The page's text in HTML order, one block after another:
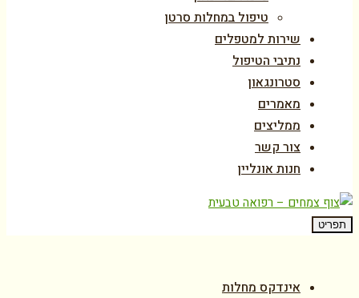
טיפול במחלות סרטן
שירות למטפלים
נתיבי הטיפול
סטרונגאון
מאמרים
ממליצים
צור קשר
חנות אונליין
תפריט
אינדקס מחלות